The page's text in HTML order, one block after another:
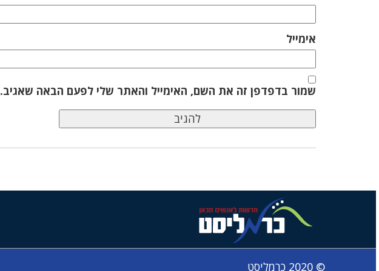
אימייל
שמור בדפדפן זה את השם, האימייל והאתר שלי לפעם הבאה שאגיב.
© 2020 כרמליסט